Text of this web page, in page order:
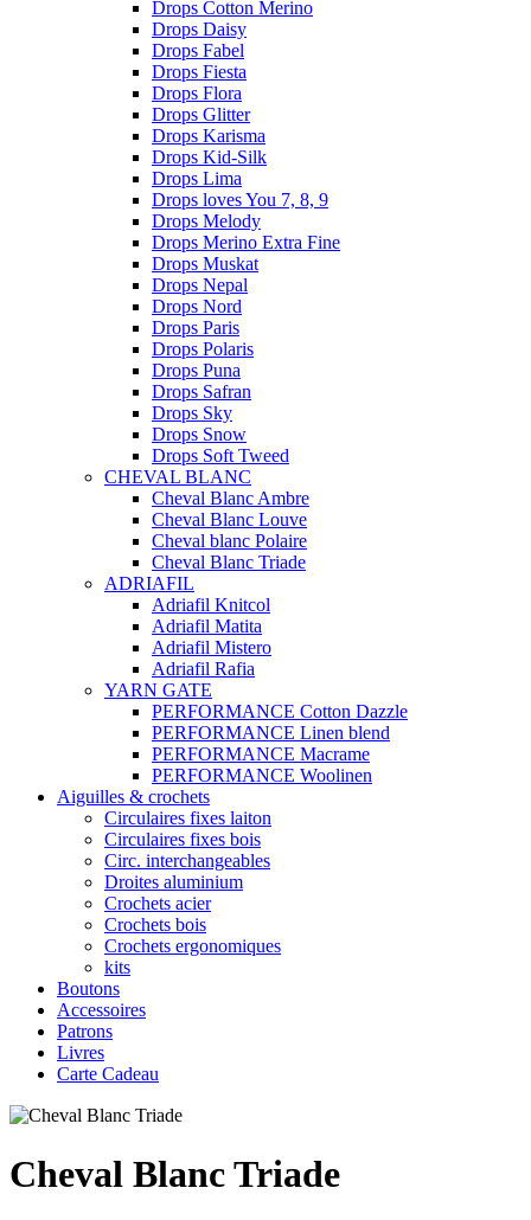
Drops Cotton Merino
Drops Daisy
Drops Fabel
Drops Fiesta
Drops Flora
Drops Glitter
Drops Karisma
Drops Kid-Silk
Drops Lima
Drops loves You 7, 8, 9
Drops Melody
Drops Merino Extra Fine
Drops Muskat
Drops Nepal
Drops Nord
Drops Paris
Drops Polaris
Drops Puna
Drops Safran
Drops Sky
Drops Snow
Drops Soft Tweed
CHEVAL BLANC
Cheval Blanc Ambre
Cheval Blanc Louve
Cheval blanc Polaire
Cheval Blanc Triade
ADRIAFIL
Adriafil Knitcol
Adriafil Matita
Adriafil Mistero
Adriafil Rafia
YARN GATE
PERFORMANCE Cotton Dazzle
PERFORMANCE Linen blend
PERFORMANCE Macrame
PERFORMANCE Woolinen
Aiguilles & crochets
Circulaires fixes laiton
Circulaires fixes bois
Circ. interchangeables
Droites aluminium
Crochets acier
Crochets bois
Crochets ergonomiques
kits
Boutons
Accessoires
Patrons
Livres
Carte Cadeau
Cheval Blanc Triade